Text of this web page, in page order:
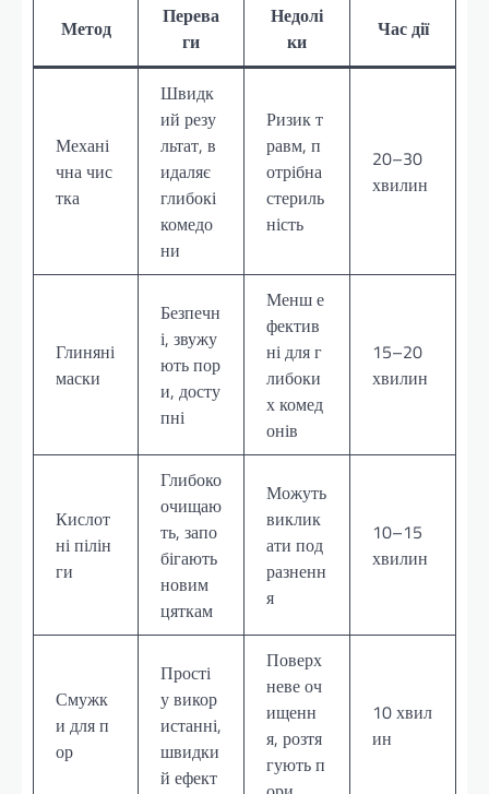
Метод
Перева
ги
Недолі
ки
Час дії
Механі
чна чис
тка
Швидк
ий резу
льтат, в
идаляє
глибокі
комедо
ни
Ризик т
равм, п
отрібна
стериль
ність
20–30
хвилин
Глиняні
маски
Безпечн
і, звужу
ють пор
и, досту
пні
Менш е
фектив
ні для г
либоки
х комед
онів
15–20
хвилин
Кислот
ні пілін
ги
Глибоко
очищаю
ть, запо
бігають
новим
цяткам
Можуть
виклик
ати под
разненн
я
10–15
хвилин
Смужк
и для п
ор
Прості
у викор
истанні,
швидки
й ефект
Поверх
неве оч
ищенн
я, розтя
гують п
10 хвил
ин